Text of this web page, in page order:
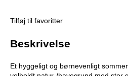
Tilføj til favoritter
Beskrivelse
Et hyggeligt og børnevenligt